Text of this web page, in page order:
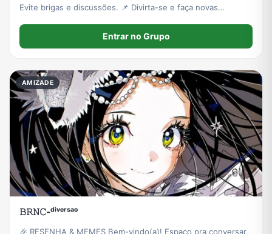
Evite brigas e discussões. 📌 Divirta-se e faça novas
Entrar no Grupo
AMIZADE
𝙱𝚁𝙽𝙲-ᵈⁱᵛᵉʳˢᵃᵒ
🎉 RESENHA & MEMES Bem-vindo(a)! Espaço pra conversar,